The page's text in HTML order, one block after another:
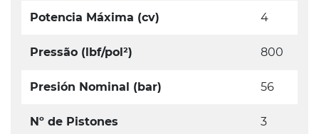
Potencia Máxima (cv) 4
Pressão (lbf/pol²) 800
Presión Nominal (bar) 56
Nº de Pistones 3